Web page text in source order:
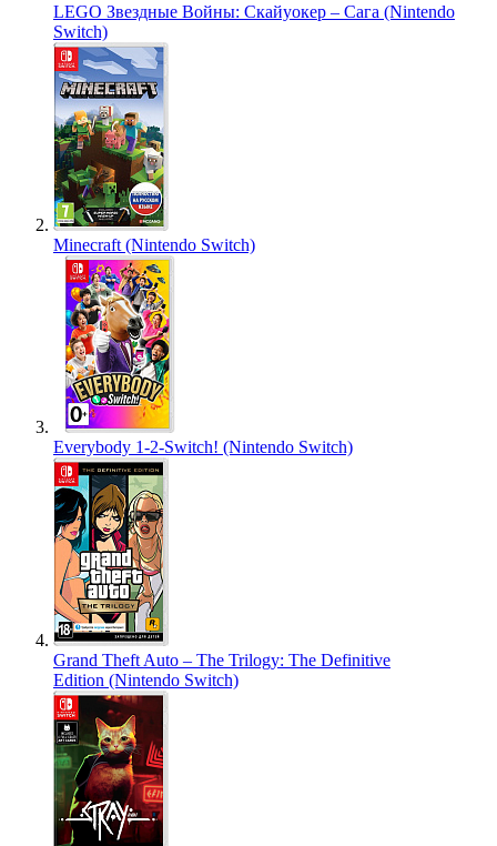
LEGO Звездные Войны: Скайуокер – Сага (Nintendo
Switch)
Minecraft (Nintendo Switch)
Everybody 1-2-Switch! (Nintendo Switch)
Grand Theft Auto – The Trilogy: The Definitive
Edition (Nintendo Switch)